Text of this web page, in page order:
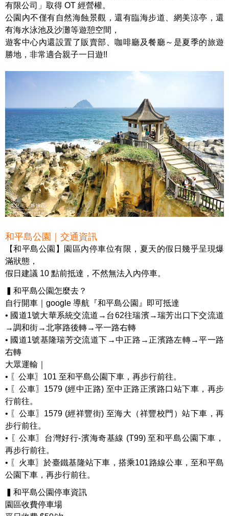
有限公司」取得 OT 經營權。
公園內不僅有自然海蝕景觀，還有臨海步道、網美涼亭，還
有海水泳池及沙灘等遊憩空間，
遊客中心內還設置了販賣部、咖啡廳及餐廳～是夏季的旅遊
勝地，非常適合親子一日遊!!
和平島公園｜交通資訊
【和平島公園】園區內停車位有限，夏天的假日幾乎呈現爆
滿狀態，
假日建議 10 點前抵達，不然無法入內停車。
▍和平島公園怎麼去？
​自行開車｜google 導航『和平島公園』即可抵達
• 國道1號大華系統交流道→台62往瑞濱→瑞芳出口下交流道
→調和街→北寧路後轉→平一路右轉
• 國道1號基隆瑞芳交流道下→中正路→正濱路左轉→平一路
右轉
大眾運輸｜
• 〖公車〗101 至和平島公園下車，再步行前往。
• 〖公車〗1579 (經中正路) 至中正路正濱路口站下車，再步
行前往。
• 〖公車〗1579 (經祥豐街) 至海大（祥豐校門）站下車，再
步行前往。
• 〖公車〗台灣好行-濱海奇基線 (T99) 至和平島公園下車，
再步行前往。
• 〖火車〗於臺鐵基隆站下車，搭乘101路線公車，至和平島
公園下車，再步行前往。
▍和平島公園停車資訊
園區收費停車場